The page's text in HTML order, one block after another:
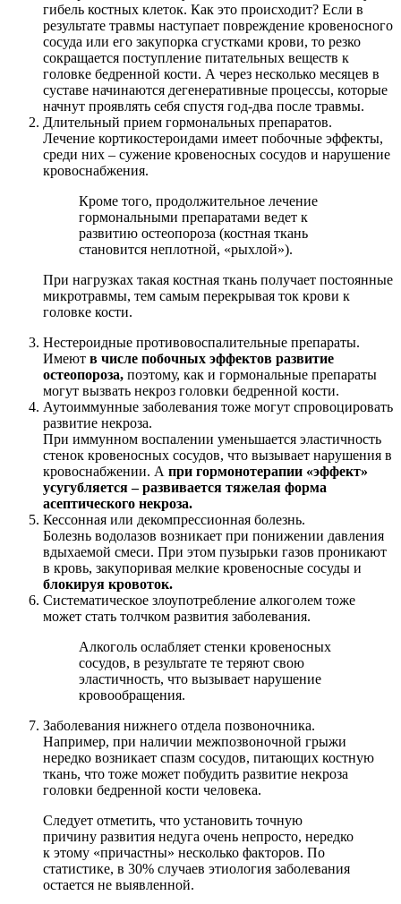
гибель костных клеток. Как это происходит? Если в
результате травмы наступает повреждение кровеносного
сосуда или его закупорка сгустками крови, то резко
сокращается поступление питательных веществ к
головке бедренной кости. А через несколько месяцев в
суставе начинаются дегенеративные процессы, которые
начнут проявлять себя спустя год-два после травмы.
Длительный прием гормональных препаратов.
Лечение кортикостероидами имеет побочные эффекты,
среди них – сужение кровеносных сосудов и нарушение
кровоснабжения.
Кроме того, продолжительное лечение
гормональными препаратами ведет к
развитию остеопороза (костная ткань
становится неплотной, «рыхлой»).
При нагрузках такая костная ткань получает постоянные
микротравмы, тем самым перекрывая ток крови к
головке кости.
Нестероидные противовоспалительные препараты.
Имеют в числе побочных эффектов развитие
остеопороза, поэтому, как и гормональные препараты
могут вызвать некроз головки бедренной кости.
Аутоиммунные заболевания тоже могут спровоцировать
развитие некроза.
При иммунном воспалении уменьшается эластичность
стенок кровеносных сосудов, что вызывает нарушения в
кровоснабжении. А при гормонотерапии «эффект»
усугубляется – развивается тяжелая форма
асептического некроза.
Кессонная или декомпрессионная болезнь.
Болезнь водолазов возникает при понижении давления
вдыхаемой смеси. При этом пузырьки газов проникают
в кровь, закупоривая мелкие кровеносные сосуды и
блокируя кровоток.
Систематическое злоупотребление алкоголем тоже
может стать толчком развития заболевания.
Алкоголь ослабляет стенки кровеносных
сосудов, в результате те теряют свою
эластичность, что вызывает нарушение
кровообращения.
Заболевания нижнего отдела позвоночника.
Например, при наличии межпозвоночной грыжи
нередко возникает спазм сосудов, питающих костную
ткань, что тоже может побудить развитие некроза
головки бедренной кости человека.
Следует отметить, что установить точную
причину развития недуга очень непросто, нередко
к этому «причастны» несколько факторов. По
статистике, в 30% случаев этиология заболевания
остается не выявленной.